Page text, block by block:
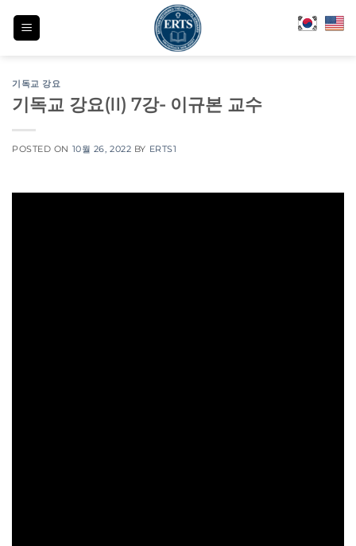
기독교 강요
기독교 강요(II) 7강- 이규본 교수
POSTED ON 10월 26, 2022 BY ERTS1